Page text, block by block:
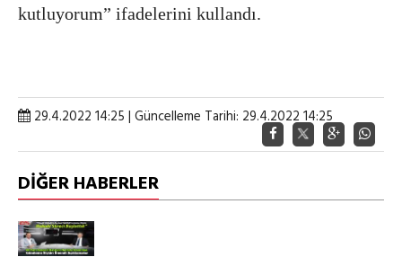
kutluyorum” ifadelerini kullandı.
29.4.2022 14:25 | Güncelleme Tarihi: 29.4.2022 14:25
DİĞER HABERLER